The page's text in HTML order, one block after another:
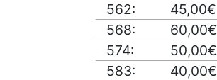
562:
45,00€
568:
60,00€
574:
50,00€
583:
40,00€